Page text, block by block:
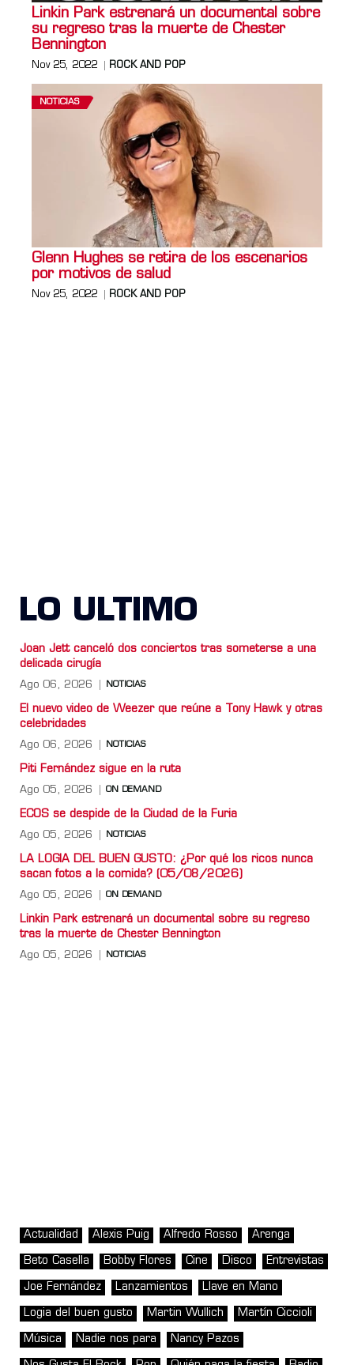
Linkin Park estrenará un documental sobre
su regreso tras la muerte de Chester
Bennington
Nov 25, 2022 ROCK AND POP
NOTICIAS
Glenn Hughes se retira de los escenarios
por motivos de salud
Nov 25, 2022 ROCK AND POP
LO ULTIMO
Joan Jett canceló dos conciertos tras someterse a una
delicada cirugía
Ago 06, 2026 NOTICIAS
El nuevo video de Weezer que reúne a Tony Hawk y otras
celebridades
Ago 06, 2026 NOTICIAS
Piti Fernández sigue en la ruta
Ago 05, 2026 ON DEMAND
ECOS se despide de la Ciudad de la Furia
Ago 05, 2026 NOTICIAS
LA LOGIA DEL BUEN GUSTO: ¿Por qué los ricos nunca
sacan fotos a la comida? (05/08/2026)
Ago 05, 2026 ON DEMAND
Linkin Park estrenará un documental sobre su regreso
tras la muerte de Chester Bennington
Ago 05, 2026 NOTICIAS
Actualidad Alexis Puig Alfredo Rosso Arenga
Beto Casella Bobby Flores Cine Disco Entrevistas
Joe Fernández Lanzamientos Llave en Mano
Logia del buen gusto Martin Wullich Martín Ciccioli
Música Nadie nos para Nancy Pazos